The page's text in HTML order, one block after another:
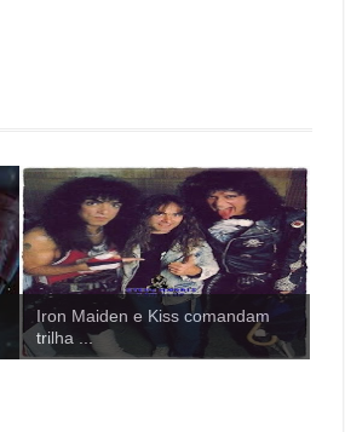
Iron Maiden e Kiss comandam
trilha ...